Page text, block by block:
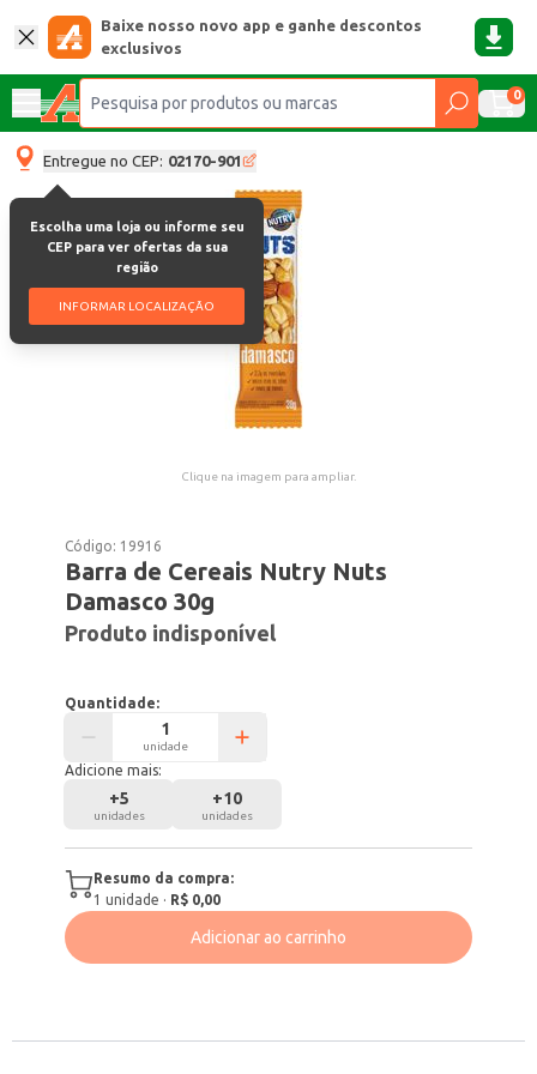
Baixe nosso novo app e ganhe descontos
exclusivos
0
Entregue no CEP: 02170-901
Escolha uma loja ou informe seu
CEP para ver ofertas da sua
região
INFORMAR LOCALIZAÇÃO
Clique na imagem para ampliar.
Código: 19916
Barra de Cereais Nutry Nuts
Damasco 30g
Produto indisponível
Quantidade:
unidade
Adicione mais:
+5
unidades
+10
unidades
Resumo da compra:
1 unidade · R$ 0,00
Adicionar ao carrinho